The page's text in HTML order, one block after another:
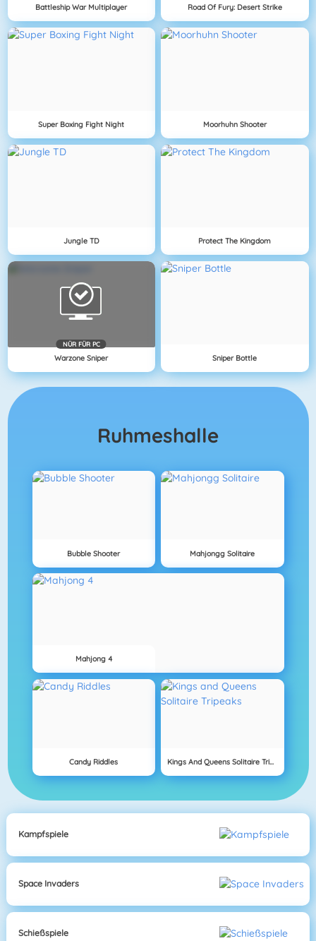
Battleship War Multiplayer Road Of Fury: Desert Strike
Super Boxing Fight Night Moorhuhn Shooter
Jungle TD Protect The Kingdom
NÜR FÜR PC
Warzone Sniper Sniper Bottle
Ruhmeshalle
Bubble Shooter Mahjongg Solitaire
Mahjong 4
Candy Riddles Kings And Queens Solitaire Tripeaks
Kampfspiele
Space Invaders
Schießspiele